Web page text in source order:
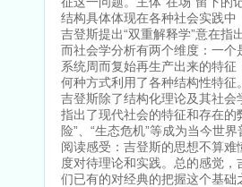
结构具体体现在各种社会实践中
吉登斯提出“双重解释学”意在
而社会学分析有两个维度：一
系统周而复始再生产出来的特
何种方式利用了各种结构性特征
吉登斯除了结构化理论及其社
指出了现代社会的特征和存在的
险”、“生态危机”等成为当今世
阅读感受：吉登斯的思想不算
度对待理论和实践。总的感觉
们已有的对经典的把握这个基础